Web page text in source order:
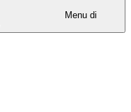
Menu di